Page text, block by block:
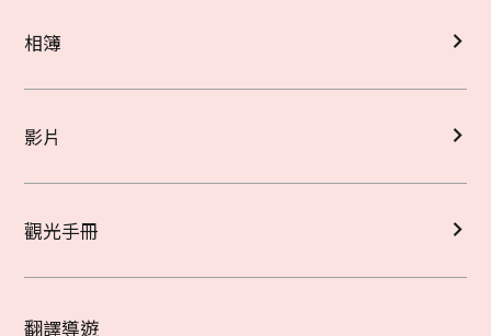
相簿
影片
觀光手冊
翻譯導遊